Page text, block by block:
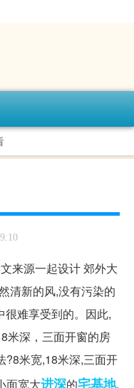
来源一起设计 郊外大
清新的风,没有污染的
很难享受到的。因此,
米深，三面开窗的房
?8米宽,18米深,三面开
面宽大进深的宅基地,